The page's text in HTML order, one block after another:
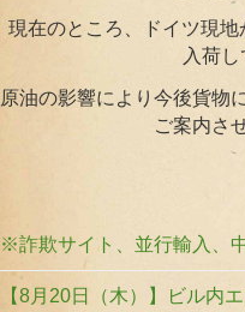
現在のところ、ドイツ現
入荷
原油の影響により今後貨物
ご案内さ
※詐欺サイト、並行輸入、
【8月20日（木）】ビル内